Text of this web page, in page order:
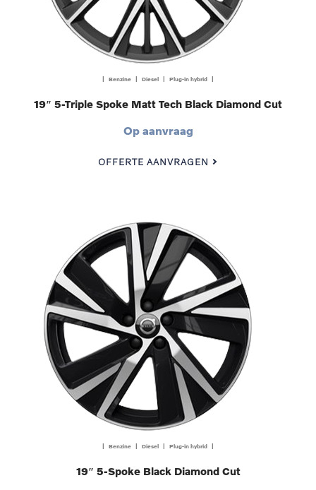
| Benzine | Diesel | Plug-in hybrid |
19″ 5-Triple Spoke Matt Tech Black Diamond Cut
Op aanvraag
OFFERTE AANVRAGEN
| Benzine | Diesel | Plug-in hybrid |
19″ 5-Spoke Black Diamond Cut